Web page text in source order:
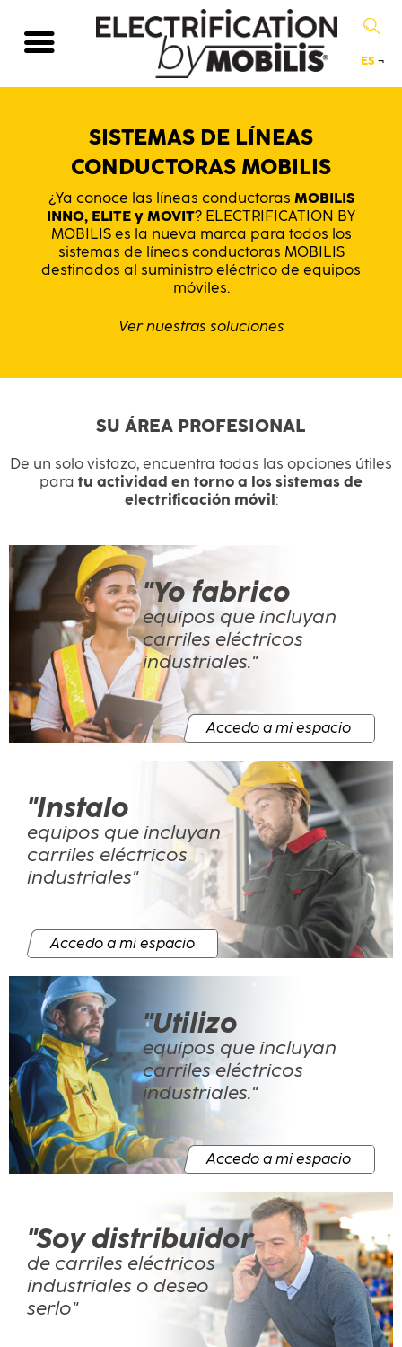
ES ¬
SISTEMAS DE LÍNEAS
CONDUCTORAS MOBILIS
¿Ya conoce las líneas conductoras MOBILIS
INNO, ELITE y MOVIT? ELECTRIFICATION BY
MOBILIS es la nueva marca para todos los
sistemas de líneas conductoras MOBILIS
destinados al suministro eléctrico de equipos
móviles.
Ver nuestras soluciones
SU ÁREA PROFESIONAL
De un solo vistazo, encuentra todas las opciones útiles
para tu actividad en torno a los sistemas de
electrificación móvil :
"Yo fabrico
equipos que incluyan
carriles eléctricos
industriales."
Accedo a mi espacio
"Instalo
equipos que incluyan
carriles eléctricos
industriales"
Accedo a mi espacio
"Utilizo
equipos que incluyan
carriles eléctricos
industriales."
Accedo a mi espacio
"Soy distribuidor
de carriles eléctricos
industriales o deseo
serlo"